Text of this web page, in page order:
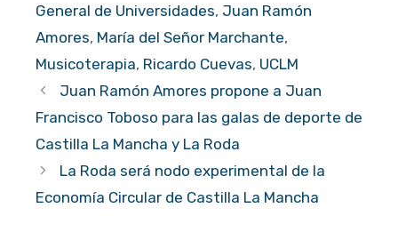
General de Universidades, Juan Ramón
Amores, María del Señor Marchante,
Musicoterapia, Ricardo Cuevas, UCLM
Juan Ramón Amores propone a Juan
Francisco Toboso para las galas de deporte de
Castilla La Mancha y La Roda
La Roda será nodo experimental de la
Economía Circular de Castilla La Mancha